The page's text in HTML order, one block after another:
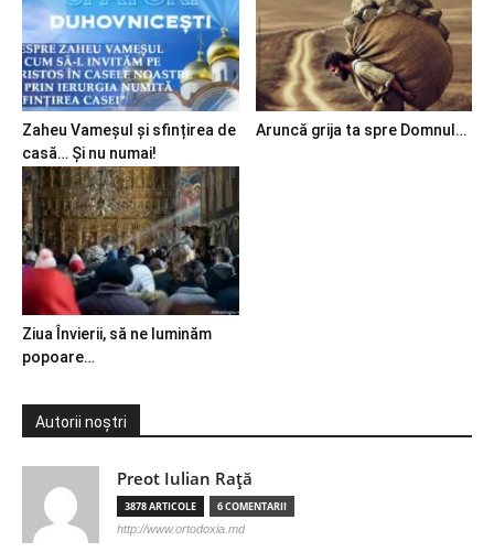
Zaheu Vameșul și sfințirea de
casă… Și nu numai!
Aruncă grija ta spre Domnul…
Ziua Învierii, să ne luminăm
popoare…
Autorii noștri
Preot Iulian Raţă
3878 ARTICOLE 6 COMENTARII
http://www.ortodoxia.md